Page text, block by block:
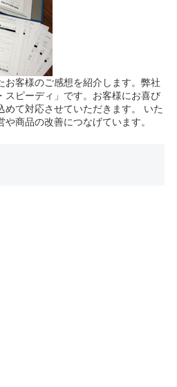
お客様のご感想を紹介します。弊社
スピーディ」です。お客様にお喜び
めて対応させていただきます。 いた
商品の改善につなげています。